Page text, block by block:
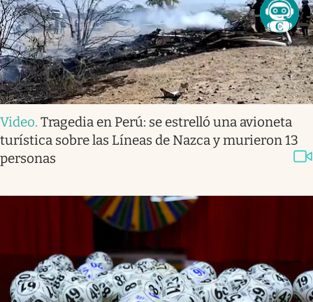
Video. Tragedia en Perú: se estrelló una avioneta
turística sobre las Líneas de Nazca y murieron 13
personas